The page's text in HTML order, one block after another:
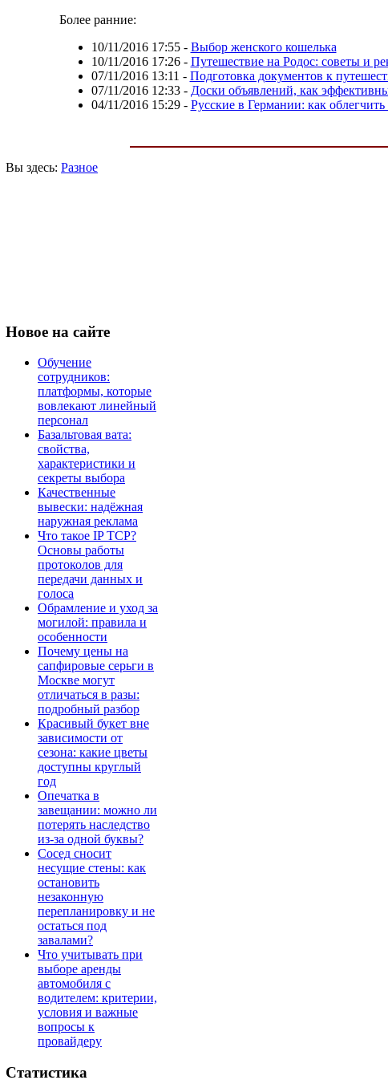
Более ранние:
10/11/2016 17:55- Выбор женского кошелька
10/11/2016 17:26- Путешествие на Родос: советы и
07/11/2016 13:11 - Подготовка документов к
07/11/2016 12:33- Доски объявлений, как
04/11/2016 15:29- Русские в Германии: как облегчить
Вы здесь: Разное
Новое на сайте
Обучение
сотрудников:
платформы, которые
вовлекают линейный
персонал
Базальтовая вата:
свойства,
характеристики и
секреты выбора
Качественные
вывески: надёжная
наружная реклама
Что такое IP TCP?
Основы работы
протоколов для
передачи данных и
голоса
Обрамление и уход за
могилой: правила и
особенности
Почему цены на
сапфировые серьги в
Москве могут
отличаться в разы:
подробный разбор
Красивый букет вне
зависимости от
сезона: какие цветы
доступны круглый
год
Опечатка в
завещании: можно ли
потерять наследство
из-за одной буквы?
Сосед сносит
несущие стены: как
остановить
незаконную
перепланировку и не
остаться под
завалами?
Что учитывать при
выборе аренды
автомобиля с
водителем: критерии,
условия и важные
вопросы к
провайдеру
Статистика